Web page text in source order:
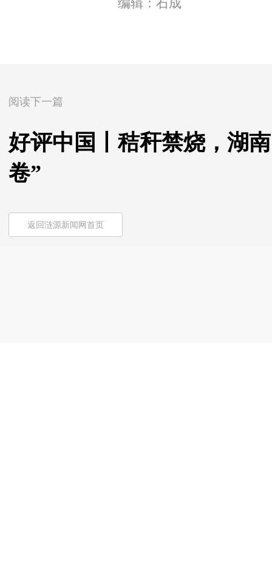
编辑：石成
阅读下一篇
好评中国丨秸秆禁烧，湖
卷”
返回涟源新闻网首页